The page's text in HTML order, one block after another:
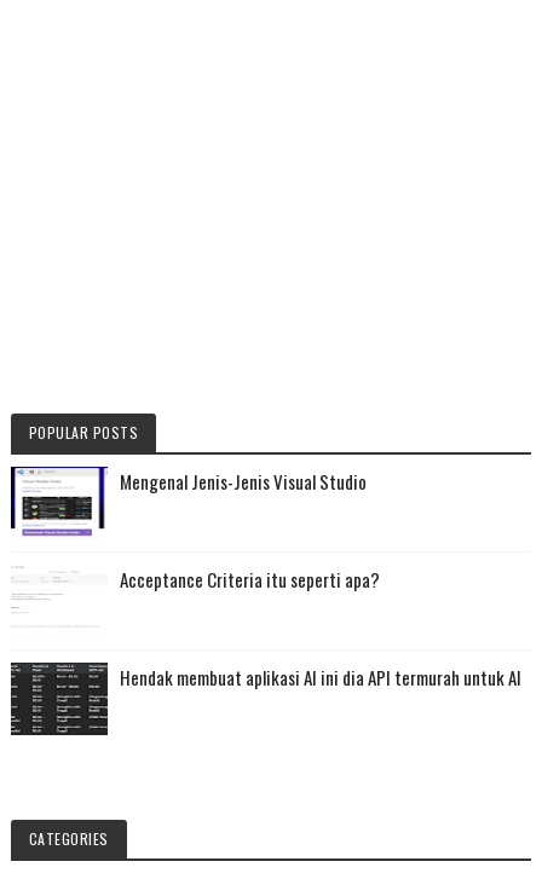
POPULAR POSTS
Mengenal Jenis-Jenis Visual Studio
Acceptance Criteria itu seperti apa?
Hendak membuat aplikasi AI ini dia API termurah untuk AI
CATEGORIES